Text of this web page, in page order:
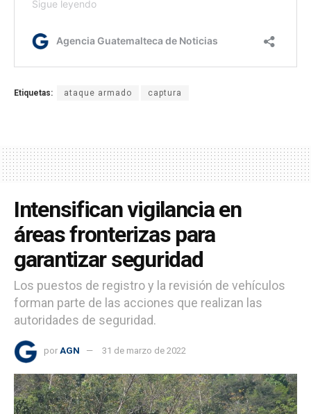
Etiquetas: ataque armado captura
Intensifican vigilancia en
áreas fronterizas para
garantizar seguridad
Los puestos de registro y la revisión de vehículos
forman parte de las acciones que realizan las
autoridades de seguridad.
por AGN 31 de marzo de 2022